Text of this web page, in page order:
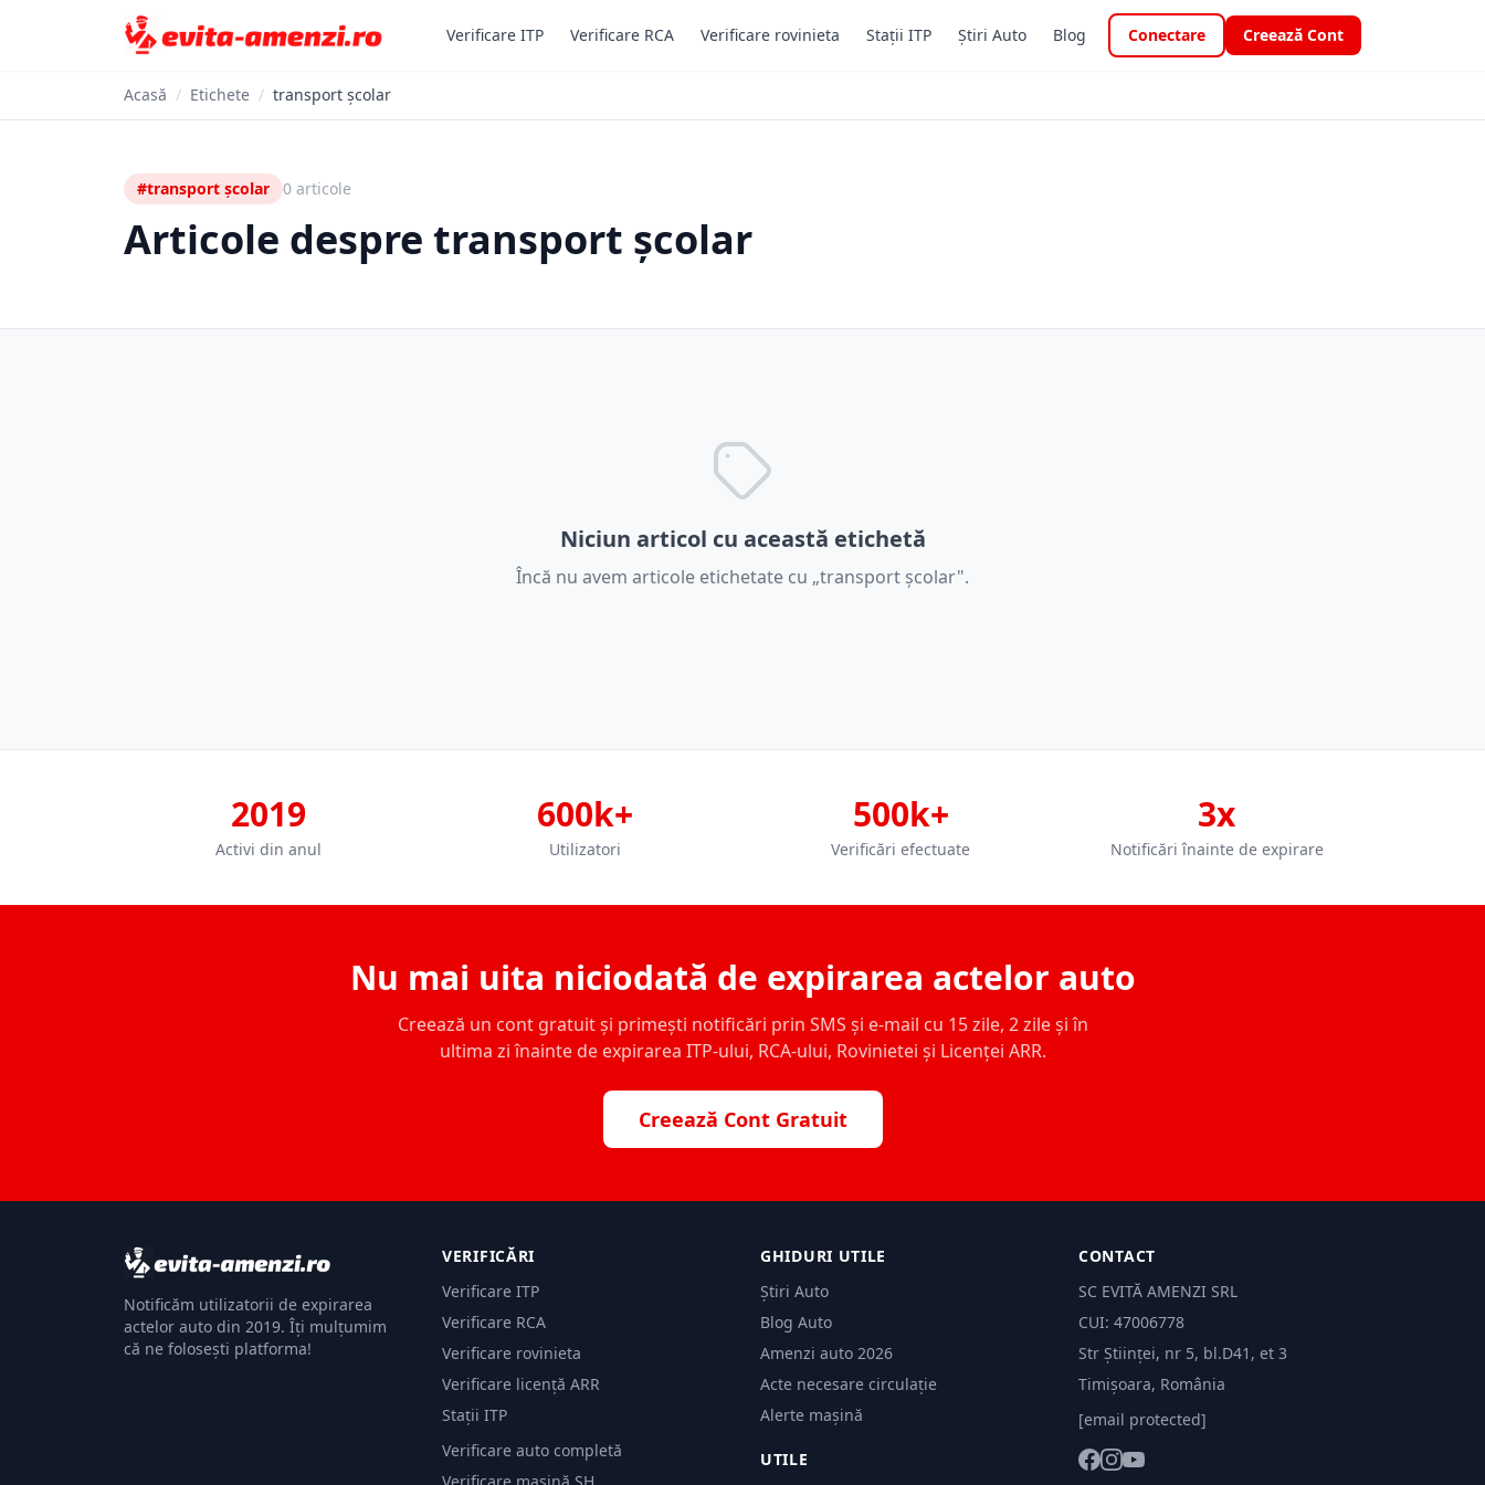
Verificare ITP Verificare RCA Verificare rovinieta Stații ITP Știri Auto Blog Conectare Creează Cont
Acasă / Etichete / transport școlar
#transport școlar 0 articole
Articole despre transport școlar
Niciun articol cu această etichetă
Încă nu avem articole etichetate cu „transport școlar".
2019
Activi din anul
600k+
Utilizatori
500k+
Verificări efectuate
3x
Notificări înainte de expirare
Nu mai uita niciodată de expirarea actelor auto
Creează un cont gratuit și primești notificări prin SMS și e-mail cu 15 zile, 2 zile și în
ultima zi înainte de expirarea ITP-ului, RCA-ului, Rovinietei și Licenței ARR.
Creează Cont Gratuit
Notificăm utilizatorii de expirarea
actelor auto din 2019. Îți mulțumim
că ne folosești platforma!
VERIFICĂRI
Verificare ITP
Verificare RCA
Verificare rovinieta
Verificare licență ARR
Stații ITP
Verificare auto completă
GHIDURI UTILE
Știri Auto
Blog Auto
Amenzi auto 2026
Acte necesare circulație
Alerte mașină
UTILE
CONTACT
SC EVITĂ AMENZI SRL
CUI: 47006778
Str Științei, nr 5, bl.D41, et 3
Timișoara, România
[email protected]